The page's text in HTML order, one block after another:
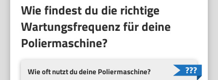
Wie findest du die richtige
Wartungsfrequenz für deine
Poliermaschine?
Wie oft nutzt du deine Poliermaschine?